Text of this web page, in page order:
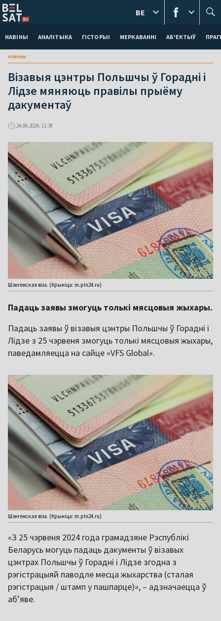
НАВІНЫ АНАЛІТЫКА ГІСТОРЫІ МЕРКАВАННI АБ'ЕКТЫЎ
BE
навіны
Візавыя цэнтры Польшчы ў Горадні і
Лідзе мяняюць правілы прыёму
дакументаў
24.06.2024, 11:38
Шэнгенская віза. (Крыніца: m.pln24.ru)
Падаць заявы змогуць толькі мясцовыя жыхары.
Падаць заявы ў візавыя цэнтры Польшчы ў Горадні і
Лідзе з 25 чэрвеня змогуць толькі мясцовыя жыхары,
паведамляецца на сайце «VFS Global».
Шэнгенская віза. (Крыніца: m.pln24.ru)
«З 25 чэрвеня 2024 года грамадзяне Рэспублікі
Беларусь могуць падаць дакументы ў візавых
цэнтрах Польшчы ў Горадні і Лідзе згодна з
рэгістрацыяй паводле месца жыхарства (сталая
рэгістрацыя / штамп у пашпарце)», – адзначаецца ў
абʼяве.